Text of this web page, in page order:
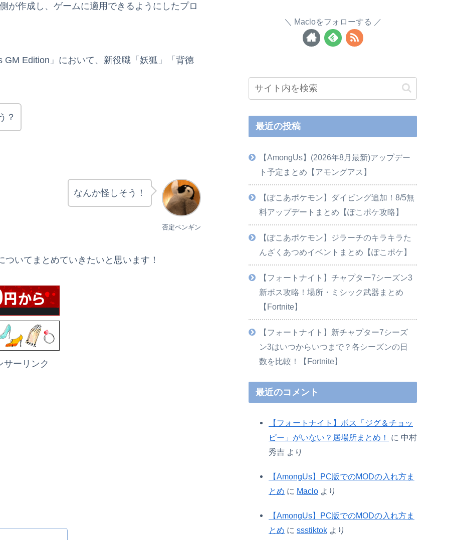
が作成し、ゲームに適用できるようにしたプロ
Edition」において、新役職「妖狐」「背徳
？
否定ペンギン
なんか怪しそう！
いてまとめていきたいと思います！
サーリンク
Macloをフォローする
最近の投稿
【AmongUs】(2026年8月最新)アップデー
ト予定まとめ【アモングアス】
【ぽこあポケモン】ダイビング追加！8/5無
料アップデートまとめ【ぽこポケ攻略】
【ぽこあポケモン】ジラーチのキラキラた
んざくあつめイベントまとめ【ぽこポケ】
【フォートナイト】チャプター7シーズン3
新ボス攻略！場所・ミシック武器まとめ
【Fortnite】
【フォートナイト】新チャプター7シーズ
ン3はいつからいつまで？各シーズンの日
数を比較！【Fortnite】
最近のコメント
【フォートナイト】ボス「ジグ＆チョッ
ピー」がいない？居場所まとめ！
に 中村
秀吉 より
【AmongUs】PC版でのMODの入れ方ま
とめ に Maclo より
【AmongUs】PC版でのMODの入れ方ま
とめ に ssstiktok より